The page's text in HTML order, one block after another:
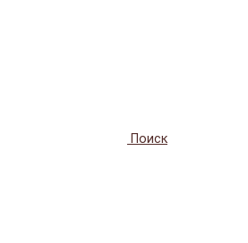
Поиск